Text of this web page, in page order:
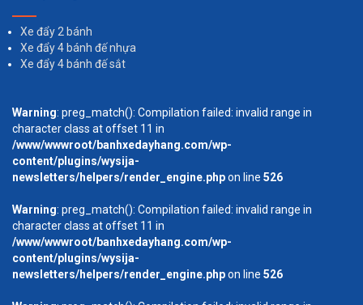
Xe đẩy 2 bánh
Xe đẩy 4 bánh đế nhựa
Xe đẩy 4 bánh đế sắt
Warning: preg_match(): Compilation failed: invalid range in
character class at offset 11 in
/www/wwwroot/banhxedayhang.com/wp-
content/plugins/wysija-
newsletters/helpers/render_engine.phpon line 526
Warning: preg_match(): Compilation failed: invalid range in
character class at offset 11 in
/www/wwwroot/banhxedayhang.com/wp-
content/plugins/wysija-
newsletters/helpers/render_engine.phpon line 526